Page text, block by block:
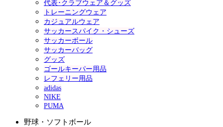
代表･クラブウェア＆グッズ
トレーニングウェア
カジュアルウェア
サッカースパイク・シューズ
サッカーボール
サッカーバッグ
グッズ
ゴールキーパー用品
レフェリー用品
adidas
NIKE
PUMA
野球・ソフトボール